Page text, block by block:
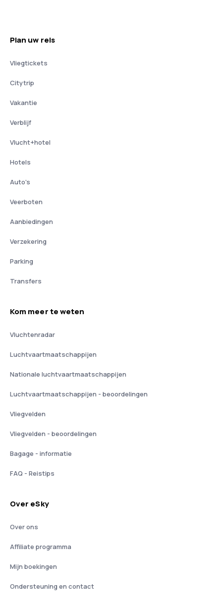
Plan uw reis
Vliegtickets
Citytrip
Vakantie
Verblijf
Vlucht+hotel
Hotels
Auto's
Veerboten
Aanbiedingen
Verzekering
Parking
Transfers
Kom meer te weten
Vluchtenradar
Luchtvaartmaatschappijen
Nationale luchtvaartmaatschappijen
Luchtvaartmaatschappijen - beoordelingen
Vliegvelden
Vliegvelden - beoordelingen
Bagage - informatie
FAQ - Reistips
Over eSky
Over ons
Affiliate programma
Mijn boekingen
Ondersteuning en contact